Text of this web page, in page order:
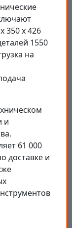
350 х 426
1550
на
и
61 000
доставке и